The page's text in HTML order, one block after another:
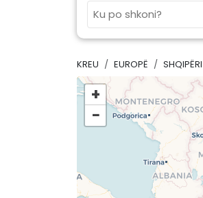
KREU EUROPË SHQIPËRI
+
−